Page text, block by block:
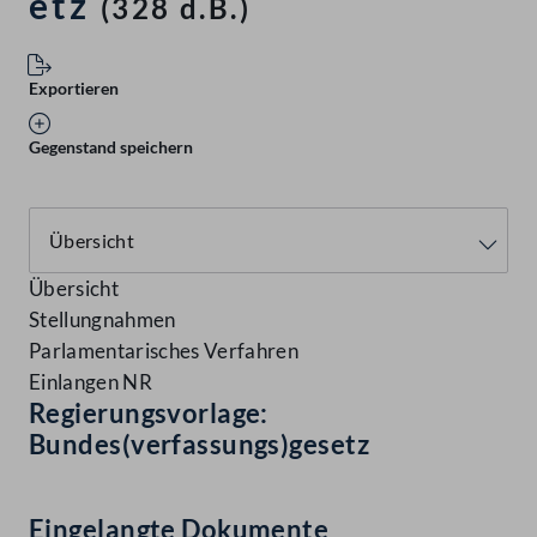
(328 d.B.)
Exportieren
Gegenstand speichern
Übersicht
Stellungnahmen
Parlamentarisches Verfahren
Einlangen NR
Regierungsvorlage:
Bundes(verfassungs)gesetz
Eingelangte Dokumente